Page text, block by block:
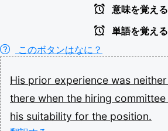
意味を覚える
単語を覚える
このボタンはなに？
His prior experience was neither
there when the hiring committee
his suitability for the position.